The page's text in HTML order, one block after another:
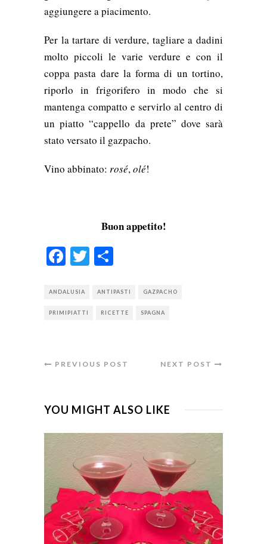
aggiungere a piacimento.
Per la tartare di verdure, tagliare a dadini
molto piccoli le varie verdure e con il
coppa pasta dare la forma di un tortino,
riporlo in frigorifero in modo che si
mantenga compatto e servirlo al centro di
un piatto “cappello da prete” dove sarà
stato versato il gazpacho.
Vino abbinato: rosé,olé!
Buon appetito!
Facebook
Twitter
ANDALUSIA ANTIPASTI GAZPACHO
PRIMIPIATTI RICETTE SPAGNA
PREVIOUS POST NEXT POST
YOU MIGHT ALSO LIKE